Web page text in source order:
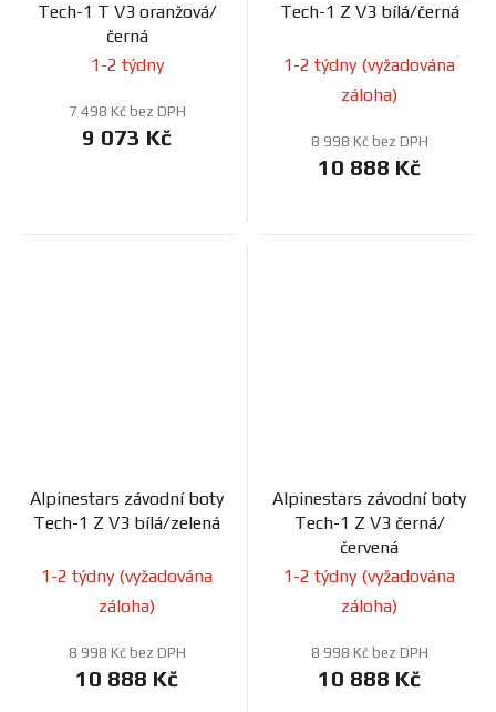
Tech-1 T V3 oranžová/
černá
1-2 týdny
7 498 Kč bez DPH
9 073 Kč
Tech-1 Z V3 bílá/černá
1-2 týdny (vyžadována
záloha)
8 998 Kč bez DPH
10 888 Kč
Alpinestars závodní boty
Tech-1 Z V3 bílá/zelená
1-2 týdny (vyžadována
záloha)
8 998 Kč bez DPH
10 888 Kč
Alpinestars závodní boty
Tech-1 Z V3 černá/
červená
1-2 týdny (vyžadována
záloha)
8 998 Kč bez DPH
10 888 Kč